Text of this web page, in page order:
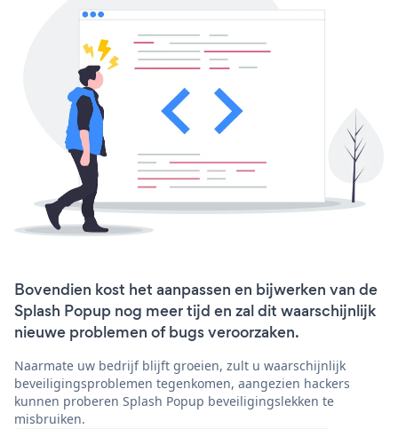
Bovendien kost het aanpassen en bijwerken van de
Splash Popup nog meer tijd en zal dit waarschijnlijk
nieuwe problemen of bugs veroorzaken.
Naarmate uw bedrijf blijft groeien, zult u waarschijnlijk
beveiligingsproblemen tegenkomen, aangezien hackers
kunnen proberen Splash Popup beveiligingslekken te
misbruiken.